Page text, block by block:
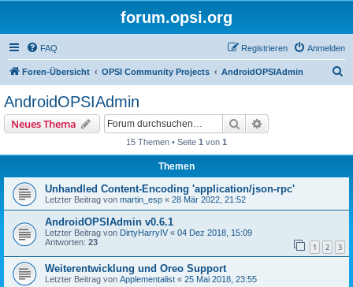
forum.opsi.org
FAQ Anmelden
Registrieren
Foren-Übersicht OPSI Community Projects AndroidOPSIAdmin
AndroidOPSIAdmin
Neues Thema Suche
15 Themen • Seite 1 von 1
Themen
Unhandled Content-Encoding 'application/json-rpc'
Letzter Beitrag von martin_esp « 28 Mär 2022, 21:52
AndroidOPSIAdmin v0.6.1
Letzter Beitrag von DirtyHarryIV « 04 Dez 2018, 15:09
Antworten: 23 1 2 3
Weiterentwicklung und Oreo Support
Letzter Beitrag von Applementalist « 25 Mai 2018, 23:55